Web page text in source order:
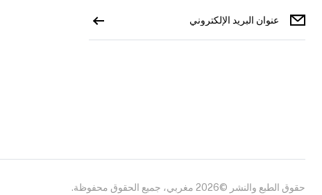
حقوق الطبع والنشر ©2026 مغربي، جميع الحقوق محفوظة.